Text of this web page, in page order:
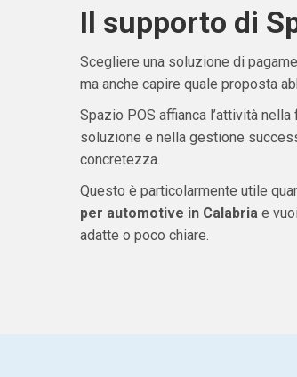
Il supporto di
Scegliere una soluzione di
ma anche capire quale proposta
Spazio POS affianca l’attività
soluzione e nella gestione
concretezza.
Questo è particolarmente utile
per automotive in Calabriae
adatte o poco chiare.